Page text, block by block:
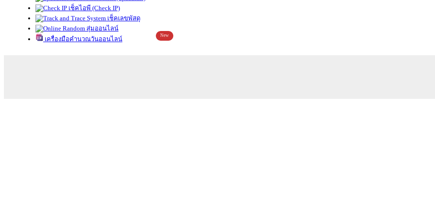
เช็คไอพี (Check IP)
เช็คเลขพัสดุ
สุ่มออนไลน์
เครื่องมือคำนวณวันออนไลน์
New